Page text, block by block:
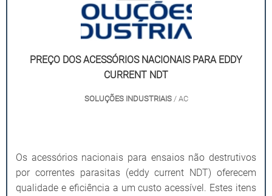
PREÇO DOS ACESSÓRIOS NACIONAIS PARA EDDY
CURRENT NDT
SOLUÇÕES INDUSTRIAIS/ AC
Os acessórios nacionais para ensaios não destrutivos
por correntes parasitas (eddy current NDT) oferecem
qualidade e eficiência a um custo acessível. Estes itens